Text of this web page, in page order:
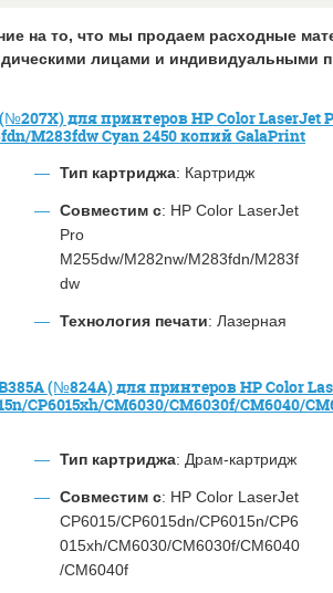
на то, что мы продаем расходные
лицами и индивидуальными
для принтеров HP Color LaserJet
M283fdw Cyan 2450 копий GalaPrint
Тип картриджа: Картридж
Совместим с: HP Color LaserJet
Pro
M255dw/M282nw/M283fdn/M283f
dw
Технология печати: Лазерная
(№824A) для принтеров HP Color
CP6015xh/CM6030/CM6030f/CM6040/
Тип картриджа: Драм-картридж
Совместим с: HP Color LaserJet
CP6015/CP6015dn/CP6015n/CP6
015xh/CM6030/CM6030f/CM6040
/CM6040f